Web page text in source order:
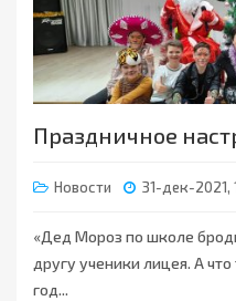
Праздничное
Новости 31-дек-2021,
«Дед Мороз по школе
другу ученики лицея. А
год...